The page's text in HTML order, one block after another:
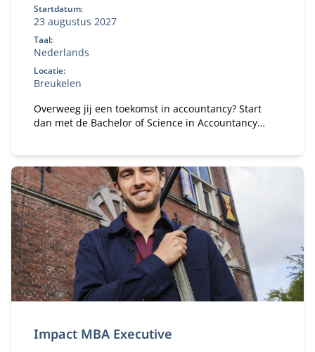
Startdatum:
23 augustus 2027
Taal:
Nederlands
Locatie:
Breukelen
Overweeg jij een toekomst in accountancy? Start
dan met de Bachelor of Science in Accountancy
Impact MBA Executive